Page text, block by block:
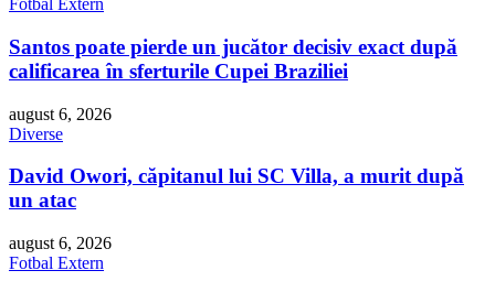
Fotbal Extern
Santos poate pierde un jucător decisiv exact după
calificarea în sferturile Cupei Braziliei
august 6, 2026
Diverse
David Owori, căpitanul lui SC Villa, a murit după
un atac
august 6, 2026
Fotbal Extern